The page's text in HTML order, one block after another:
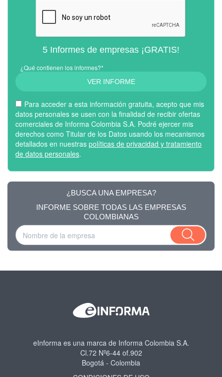
5 Informes de empresas ¡GRATIS!
¿Qué contienen los informes?*
VER INFORME
Para acceder a esta información gratuita, acepto que mis
datos personales se usen con la finalidad de recibir ofertas
comerciales de Informa Colombia S.A. Podré ejercer mis
derechos como Titular de los Datos usando los mecanismos
detallados en nuestras políticas de privacidad y tratamiento
de datos personales.
¿BUSCA UNA EMPRESA?
INFORME SOBRE TODAS LAS EMPRESAS
COLOMBIANAS
eInforma es una marca de Informa Colombia S.A.
Cl.72 Nº6-44 of.902
Bogotá - Colombia